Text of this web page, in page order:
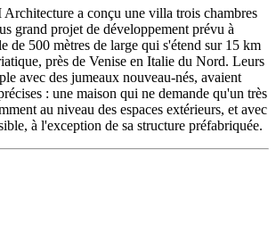
a conçu une villa trois chambres
grand projet de développement prévu à
de 500 mètres de large qui s'étend sur 15 km
près de Venise en Italie du Nord. Leurs
avec des jumeaux nouveau-nés, avaient
: une maison qui ne demande qu'un très
au niveau des espaces extérieurs, et avec
à l'exception de sa structure préfabriquée.